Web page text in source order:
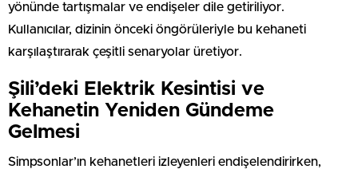
yönünde tartışmalar ve endişeler dile getiriliyor.
Kullanıcılar, dizinin önceki öngörüleriyle bu kehaneti
karşılaştırarak çeşitli senaryolar üretiyor.
Şili’deki Elektrik Kesintisi ve
Kehanetin Yeniden Gündeme
Gelmesi
Simpsonlar’ın kehanetleri izleyenleri endişelendirirken,